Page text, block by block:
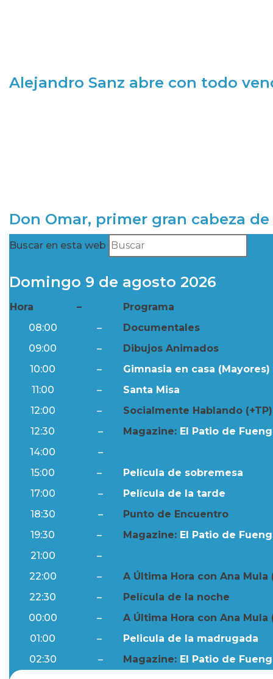
Alejandro Sanz abre con todo
Don Omar, primer gran cabeza
Buscar en esta web
Domingo 9 de agosto 2026
Hora –
Programa
08:00
–
Documentales
09:00
–
Dibujos Animados
10:00
–
Gimnasia en casa (Mayores)
11:00
–
Santa Misa
12:00
–
Socialmente Hablando (+TP)
12:30
– Magazine: El Patio de
14:00
–
15:00
–
Película de sobremesa
17:00
–
Película de la tarde
18:30
–
Punto de Encuentro
19:30
– Magazine: El Patio de
21:00
–
22:00
–
A Última Hora con Ana Mula
22:30
–
Película de la noche
00:00
–
A Última Hora con Ana Mula
01:00
–
Pelicula de la madrugada
02:30
– Magazine: El Patio de